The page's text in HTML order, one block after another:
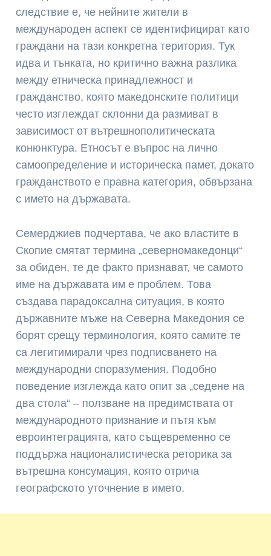
следствие е, че нейните жители в
международен аспект се идентифицират като
граждани на тази конкретна територия. Тук
идва и тънката, но критично важна разлика
между етническа принадлежност и
гражданство, която македонските политици
често изглеждат склонни да размиват в
зависимост от вътрешнополитическата
конюнктура. Етносът е въпрос на лично
самоопределение и историческа памет, докато
гражданството е правна категория, обвързана
с името на държавата.
Семерджиев подчертава, че ако властите в
Скопие смятат термина „северномакедонци“
за обиден, те де факто признават, че самото
име на държавата им е проблем. Това
създава парадоксална ситуация, в която
държавните мъже на Северна Македония се
борят срещу терминология, която самите те
са легитимирали чрез подписването на
международни споразумения. Подобно
поведение изглежда като опит за „седене на
два стола“ – ползване на предимствата от
международното признание и пътя към
евроинтеграцията, като същевременно се
поддържа националистическа реторика за
вътрешна консумация, която отрича
географското уточнение в името.